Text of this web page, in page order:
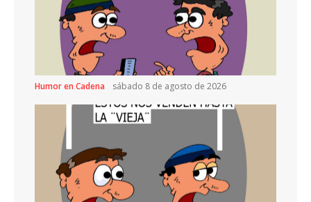
Humor en Cadena sábado 8 de agosto de 2026